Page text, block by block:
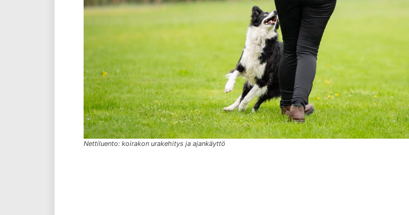
Nettiluento: koirakon urakehitys ja ajankäyttö